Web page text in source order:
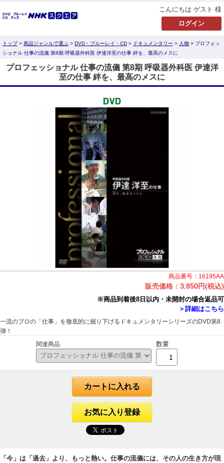
こんにちは ゲスト 様
トップ> 商品ジャンルで選ぶ > DVD・ブルーレイ・CD > ドキュメンタリー > 人物 > プロフェッ
ショナル 仕事の流儀 第8期 呼吸器外科医 伊達洋至の仕事 絆を、最高のメスに
プロフェッショナル 仕事の流儀 第8期 呼吸器外科医 伊達洋
至の仕事 絆を、最高のメスに
商品番号：16195AA
販売価格： 3,850円(税込)
※商品到着後8日以内・未開封の場合返品可
＞詳細はこちら
一流のプロの「仕事」を徹底的に掘り下げるドキュメンタリーシリーズのDVD第8
弾！
関連商品
数量
カートに入れる
お気に入り登録
「今」は「過去」より、もっと熱い。仕事の流儀には、その人の生き方が現